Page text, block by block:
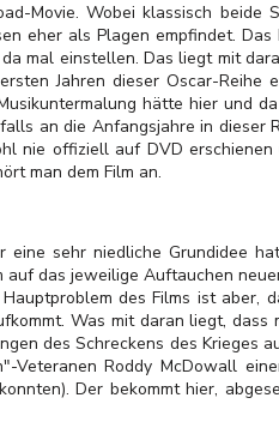
Movie. Wobei klassisch beide
eher als Plagen empfindet.
mal einstellen. Das liegt mit
Jahren dieser Oscar-Reihe
hätte hier und
an die Anfangsjahre in dieser
nie offiziell auf DVD
man dem Film an.
sehr niedliche Grundidee
das jeweilige Auftauchen
des Films ist aber,
Was mit daran liegt, dass
des Schreckens des Krieges
Roddy McDowall
Der bekommt hier,